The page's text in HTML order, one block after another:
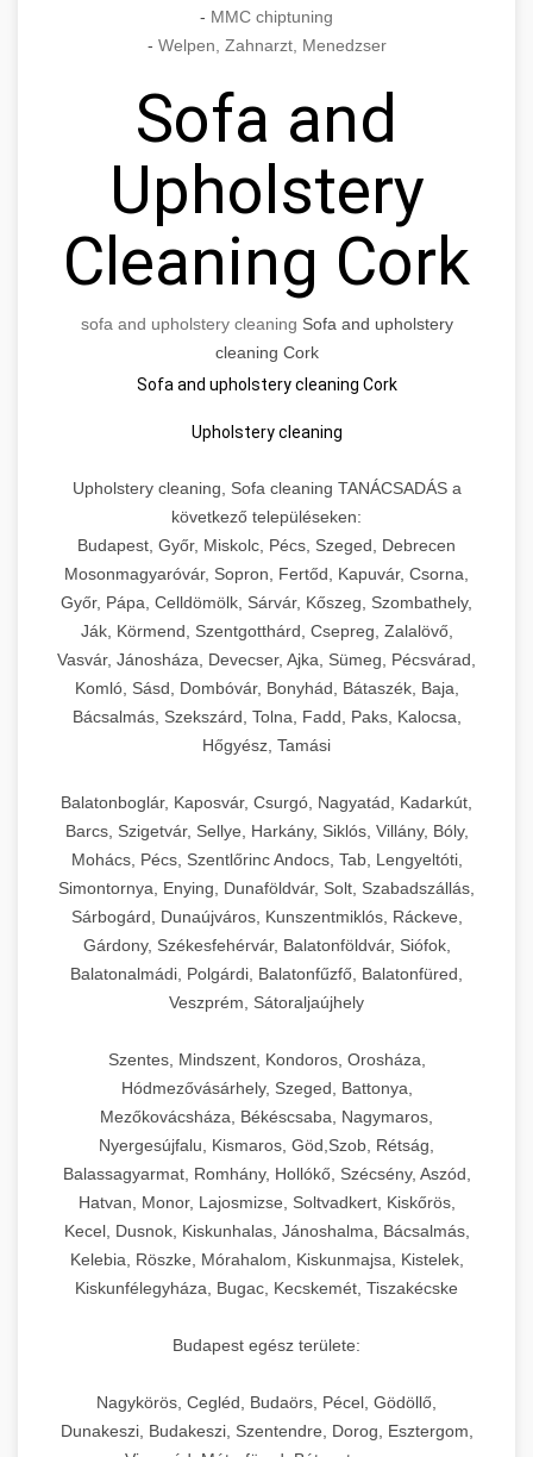
- MMC chiptuning
- Welpen, Zahnarzt, Menedzser
Sofa and
Upholstery
Cleaning Cork
sofa and upholstery cleaning Sofa and upholstery
cleaning Cork
Sofa and upholstery cleaning Cork
Upholstery cleaning
Upholstery cleaning, Sofa cleaning TANÁCSADÁS a
következő településeken:
Budapest, Győr, Miskolc, Pécs, Szeged, Debrecen
Mosonmagyaróvár, Sopron, Fertőd, Kapuvár, Csorna,
Győr, Pápa, Celldömölk, Sárvár, Kőszeg, Szombathely,
Ják, Körmend, Szentgotthárd, Csepreg, Zalalövő,
Vasvár, Jánosháza, Devecser, Ajka, Sümeg, Pécsvárad,
Komló, Sásd, Dombóvár, Bonyhád, Bátaszék, Baja,
Bácsalmás, Szekszárd, Tolna, Fadd, Paks, Kalocsa,
Hőgyész, Tamási
Balatonboglár, Kaposvár, Csurgó, Nagyatád, Kadarkút,
Barcs, Szigetvár, Sellye, Harkány, Siklós, Villány, Bóly,
Mohács, Pécs, Szentlőrinc Andocs, Tab, Lengyeltóti,
Simontornya, Enying, Dunaföldvár, Solt, Szabadszállás,
Sárbogárd, Dunaújváros, Kunszentmiklós, Ráckeve,
Gárdony, Székesfehérvár, Balatonföldvár, Siófok,
Balatonalmádi, Polgárdi, Balatonfűzfő, Balatonfüred,
Veszprém, Sátoraljaújhely
Szentes, Mindszent, Kondoros, Orosháza,
Hódmezővásárhely, Szeged, Battonya,
Mezőkovácsháza, Békéscsaba, Nagymaros,
Nyergesújfalu, Kismaros, Göd,Szob, Rétság,
Balassagyarmat, Romhány, Hollókő, Szécsény, Aszód,
Hatvan, Monor, Lajosmizse, Soltvadkert, Kiskőrös,
Kecel, Dusnok, Kiskunhalas, Jánoshalma, Bácsalmás,
Kelebia, Röszke, Mórahalom, Kiskunmajsa, Kistelek,
Kiskunfélegyháza, Bugac, Kecskemét, Tiszakécske
Budapest egész területe:
Nagykörös, Cegléd, Budaörs, Pécel, Gödöllő,
Dunakeszi, Budakeszi, Szentendre, Dorog, Esztergom,